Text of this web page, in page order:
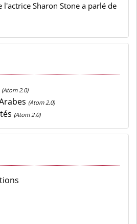
Sharon Stone a parlé de
(Atom 2.0)
(Atom 2.0)
(Atom 2.0)